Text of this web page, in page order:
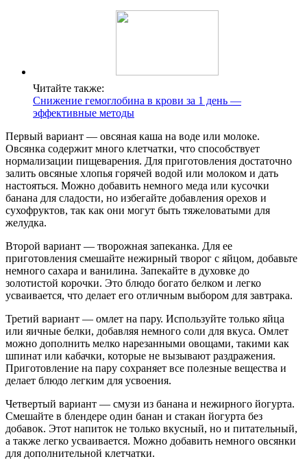
Читайте также:
Снижение гемоглобина в крови за 1 день —
эффективные методы
Первый вариант — овсяная каша на воде или молоке.
Овсянка содержит много клетчатки, что способствует
нормализации пищеварения. Для приготовления достаточно
залить овсяные хлопья горячей водой или молоком и дать
настояться. Можно добавить немного меда или кусочки
банана для сладости, но избегайте добавления орехов и
сухофруктов, так как они могут быть тяжеловатыми для
желудка.
Второй вариант — творожная запеканка. Для ее
приготовления смешайте нежирный творог с яйцом, добавьте
немного сахара и ванилина. Запекайте в духовке до
золотистой корочки. Это блюдо богато белком и легко
усваивается, что делает его отличным выбором для завтрака.
Третий вариант — омлет на пару. Используйте только яйца
или яичные белки, добавляя немного соли для вкуса. Омлет
можно дополнить мелко нарезанными овощами, такими как
шпинат или кабачки, которые не вызывают раздражения.
Приготовление на пару сохраняет все полезные вещества и
делает блюдо легким для усвоения.
Четвертый вариант — смузи из банана и нежирного йогурта.
Смешайте в блендере один банан и стакан йогурта без
добавок. Этот напиток не только вкусный, но и питательный,
а также легко усваивается. Можно добавить немного овсянки
для дополнительной клетчатки.